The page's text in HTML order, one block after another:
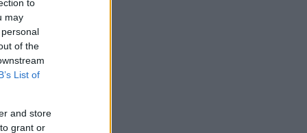
to
may
of the
List of
and store
grant or